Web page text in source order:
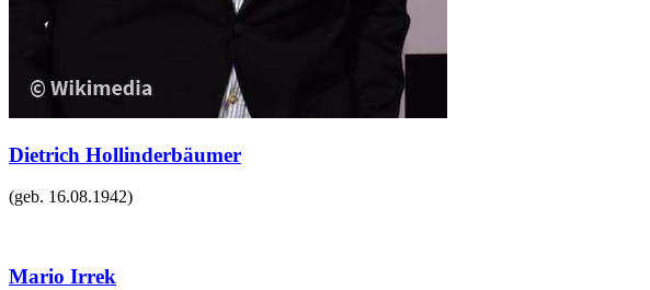
Dietrich Hollinderbäumer
(geb. 16.08.1942)
Mario Irrek